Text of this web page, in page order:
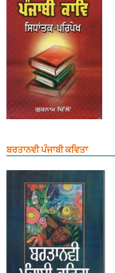
ਬਰਤਾਨਵੀ ਪੰਜਾਬੀ ਕਵਿਤਾ